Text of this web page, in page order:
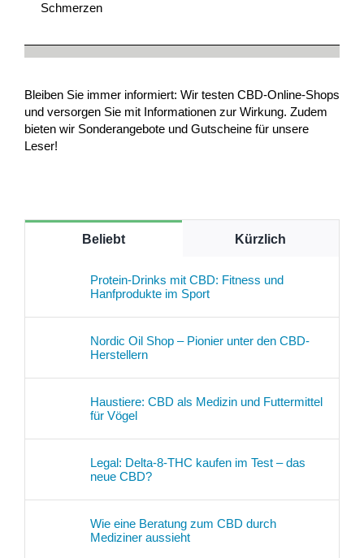
Schmerzen
Bleiben Sie immer informiert: Wir testen CBD-Online-Shops
und versorgen Sie mit Informationen zur Wirkung. Zudem
bieten wir Sonderangebote und Gutscheine für unsere
Leser!
Beliebt Kürzlich
Protein-Drinks mit CBD: Fitness und
Hanfprodukte im Sport
Nordic Oil Shop – Pionier unter den CBD-
Herstellern
Haustiere: CBD als Medizin und Futtermittel
für Vögel
Legal: Delta-8-THC kaufen im Test – das
neue CBD?
Wie eine Beratung zum CBD durch
Mediziner aussieht